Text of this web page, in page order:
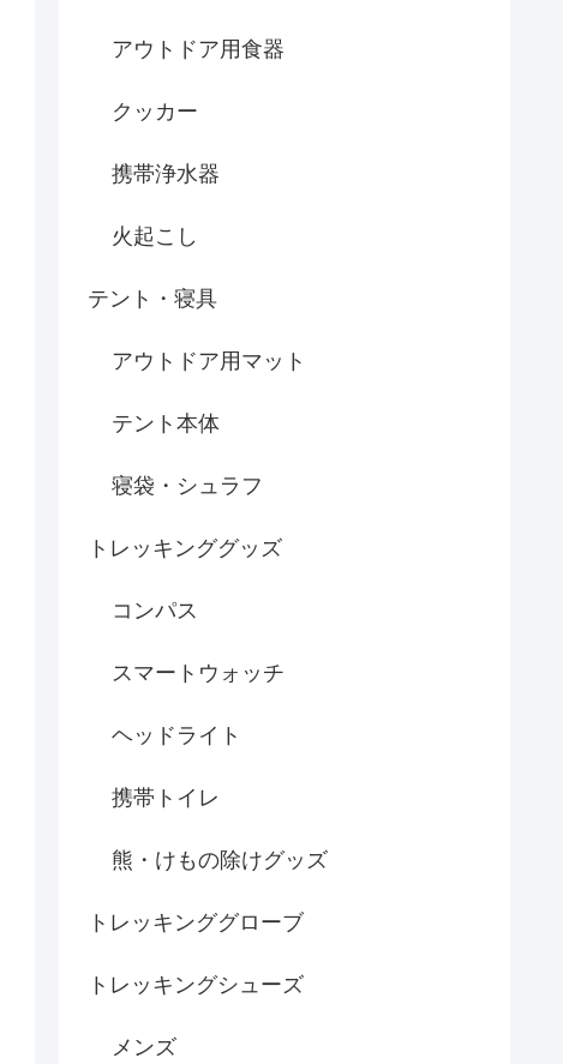
アウトドア用食器
クッカー
携帯浄水器
火起こし
テント・寝具
アウトドア用マット
テント本体
寝袋・シュラフ
トレッキンググッズ
コンパス
スマートウォッチ
ヘッドライト
携帯トイレ
熊・けもの除けグッズ
トレッキンググローブ
トレッキングシューズ
メンズ